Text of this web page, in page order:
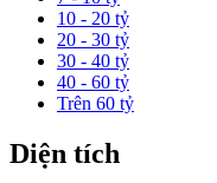
10 - 20 tỷ
20 - 30 tỷ
30 - 40 tỷ
40 - 60 tỷ
Trên 60 tỷ
Diện tích